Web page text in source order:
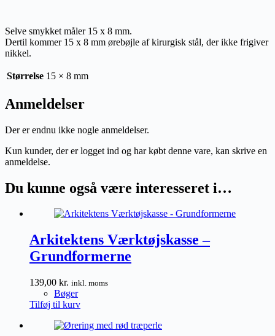
Selve smykket måler 15 x 8 mm.
Dertil kommer 15 x 8 mm ørebøjle af kirurgisk stål, der ikke frigiver
nikkel.
Størrelse 15 × 8 mm
Anmeldelser
Der er endnu ikke nogle anmeldelser.
Kun kunder, der er logget ind og har købt denne vare, kan skrive en
anmeldelse.
Du kunne også være interesseret i…
Arkitektens Værktøjskasse –
Grundformerne
139,00 kr. inkl. moms
Bøger
Tilføj til kurv